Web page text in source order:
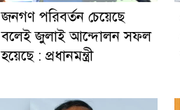
জনগণ পরিবর্তন চেয়েছে
বলেই জুলাই আন্দোলন সফল
হয়েছে : প্রধানমন্ত্রী